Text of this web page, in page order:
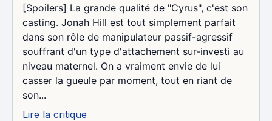
[Spoilers] La grande qualité de "Cyrus", c'est son
casting. Jonah Hill est tout simplement parfait
dans son rôle de manipulateur passif-agressif
souffrant d'un type d'attachement sur-investi au
niveau maternel. On a vraiment envie de lui
casser la gueule par moment, tout en riant de
son...
Lire la critique